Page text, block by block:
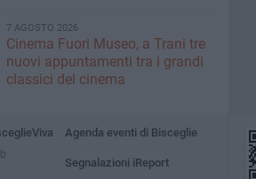
7 AGOSTO 2026
Cinema Fuori Museo, a Trani tre
nuovi appuntamenti tra i grandi
classici del cinema
Agenda eventi di Bisceglie
Segnalazioni iReport